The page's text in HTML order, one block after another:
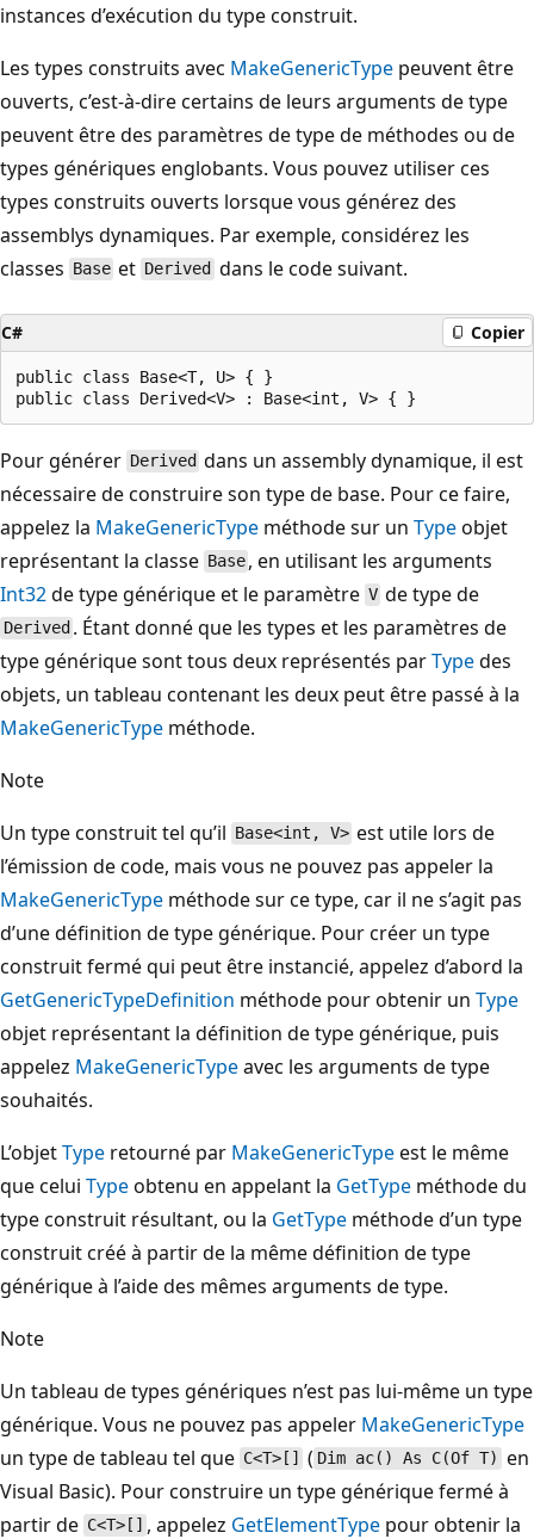
instances d’exécution du type construit.
Les types construits avec MakeGenericType peuvent être
ouverts, c’est-à-dire certains de leurs arguments de type
peuvent être des paramètres de type de méthodes ou de
types génériques englobants. Vous pouvez utiliser ces
types construits ouverts lorsque vous générez des
assemblys dynamiques. Par exemple, considérez les
classes Base et Derived dans le code suivant.
C# Copier
public class Base<T, U> { }
Pour générer Derived dans un assembly dynamique, il est
nécessaire de construire son type de base. Pour ce faire,
appelez la MakeGenericType méthode sur un Typeobjet
représentant la classe Base , en utilisant les arguments
Int32de type générique et le paramètre V de type de
Derived . Étant donné que les types et les paramètres de
type générique sont tous deux représentés parTypedes
objets, un tableau contenant les deux peut être passé à la
MakeGenericType méthode.
Note
Un type construit tel qu’il Base<int, V> est utile lors de
l’émission de code, mais vous ne pouvez pas appeler la
MakeGenericType méthode sur ce type, car il ne s’agit pas
d’une définition de type générique. Pour créer un type
construit fermé qui peut être instancié, appelez d’abord la
GetGenericTypeDefinition méthode pour obtenir un Type
objet représentant la définition de type générique, puis
appelez MakeGenericTypeavec les arguments de type
souhaités.
L’objetType retourné par MakeGenericTypeest le même
que celui Typeobtenu en appelant la GetType méthode du
type construit résultant, ou la GetType méthode d’un type
construit créé à partir de la même définition de type
générique à l’aide des mêmes arguments de type.
Note
Un tableau de types génériques n’est pas lui-même un type
générique. Vous ne pouvez pas appeler MakeGenericType
un type de tableau tel que C<T>[] ( Dim ac() As C(Of T) en
Visual Basic). Pour construire un type générique fermé à
partir de C<T>[] , appelez GetElementType pour obtenir la